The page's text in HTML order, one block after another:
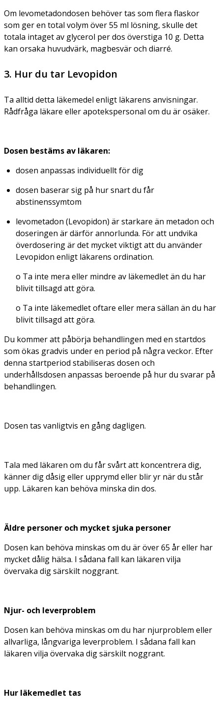
Om levometadondosen behöver tas som flera flaskor
som ger en total volym över 55 ml lösning, skulle det
totala intaget av glycerol per dos överstiga 10 g. Detta
kan orsaka huvudvärk, magbesvär och diarré.
3. Hur du tar Levopidon
Ta alltid detta läkemedel enligt läkarens anvisningar.
Rådfråga läkare eller apotekspersonal om du är osäker.
Dosen bestäms av läkaren:
dosen anpassas individuellt för dig
dosen baserar sig på hur snart du får
abstinenssymtom
levometadon (Levopidon) är starkare än metadon och
doseringen är därför annorlunda. För att undvika
överdosering är det mycket viktigt att du använder
Levopidon enligt läkarens ordination.
o Ta inte mera eller mindre av läkemedlet än du har
blivit tillsagd att göra.
o Ta inte läkemedlet oftare eller mera sällan än du har
blivit tillsagd att göra.
Du kommer att påbörja behandlingen med en startdos
som ökas gradvis under en period på några veckor. Efter
denna startperiod stabiliseras dosen och
underhållsdosen anpassas beroende på hur du svarar på
behandlingen.
Dosen tas vanligtvis en gång dagligen.
Tala med läkaren om du får svårt att koncentrera dig,
känner dig dåsig eller upprymd eller blir yr när du står
upp. Läkaren kan behöva minska din dos.
Äldre personer och mycket sjuka personer
Dosen kan behöva minskas om du är över 65 år eller har
mycket dålig hälsa. I sådana fall kan läkaren vilja
övervaka dig särskilt noggrant.
Njur- och leverproblem
Dosen kan behöva minskas om du har njurproblem eller
allvarliga, långvariga leverproblem. I sådana fall kan
läkaren vilja övervaka dig särskilt noggrant.
Hur läkemedlet tas